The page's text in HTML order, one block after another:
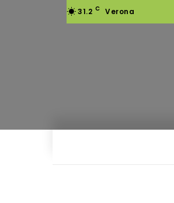
31.2 C Verona